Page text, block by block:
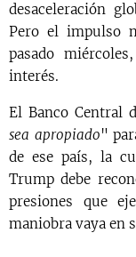
desaceleración
Pero el impulso
pasado
interés.
El Banco Central
sea apropiado"
de ese país, la
Trump debe
presiones que
maniobra vaya en